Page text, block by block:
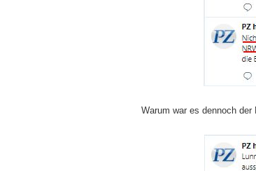
Warum war es dennoch der